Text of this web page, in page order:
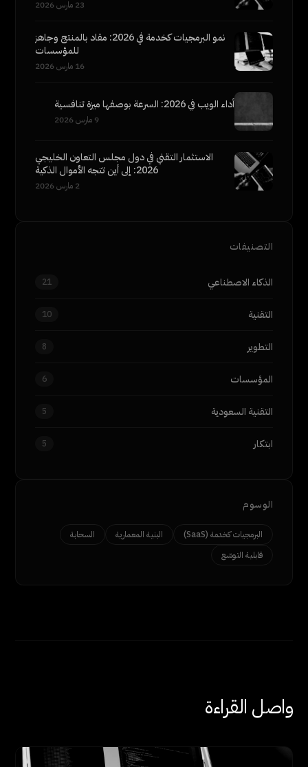
23 مارس 2026
نمو البرمجيات كخدمة في 2026: مقاد بالمنتج وجاهز
للمؤسسات
16 مارس 2026
أداء الويب في 2026: السرعة بوصفها ميزة تنافسية
9 مارس 2026
الاستثمار التقني في دول مجلس التعاون الخليجي
2026: إلى أين تتجه الأموال الذكية
2 مارس 2026
التصنيفات
الذكاء الاصطناعي 21
التقنية 10
التطوير 8
المؤسسات 6
التقنية السعودية 5
ابتكار 5
الوسوم
البرمجيات كخدمة (SaaS) البنية المعمارية
السحابة
قابلية التوسّع
واصل القراءة